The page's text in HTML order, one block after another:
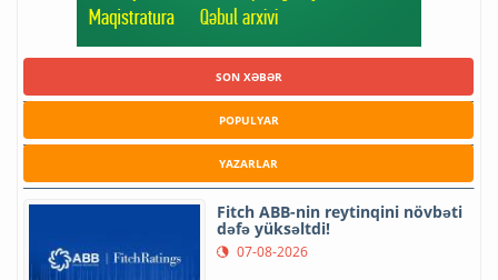
SON XƏBƏR
POPULYAR
YAZARLAR
Fitch ABB-nin reytinqini növbəti
dəfə yüksəltdi!
07-08-2026